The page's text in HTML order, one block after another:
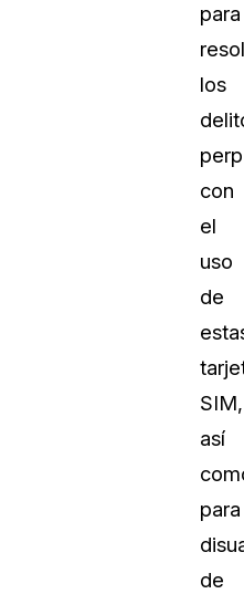
para
los
con
el
uso
de
SIM,
así
para
de